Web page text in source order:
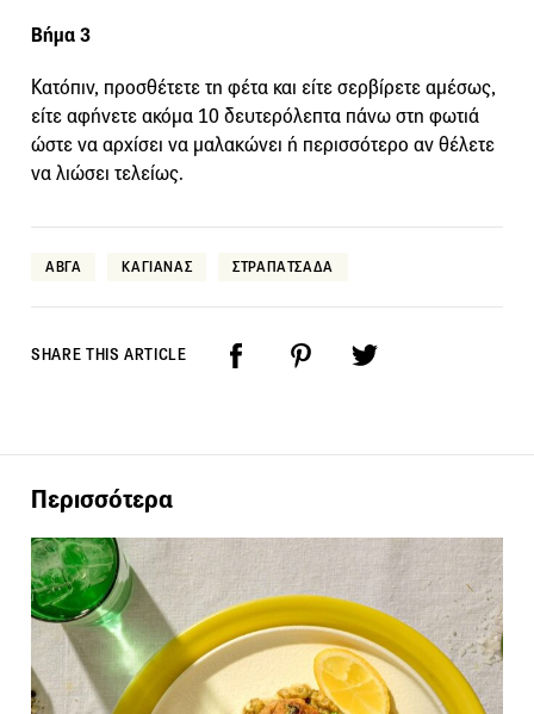
Βήμα 3
Κατόπιν, προσθέτετε τη φέτα και είτε σερβίρετε αμέσως,
είτε αφήνετε ακόμα 10 δευτερόλεπτα πάνω στη φωτιά
ώστε να αρχίσει να μαλακώνει ή περισσότερο αν θέλετε
να λιώσει τελείως.
ΑΒΓΑ ΚΑΓΙΑΝΑΣ ΣΤΡΑΠΑΤΣΑΔΑ
SHARE THIS ARTICLE
Περισσότερα